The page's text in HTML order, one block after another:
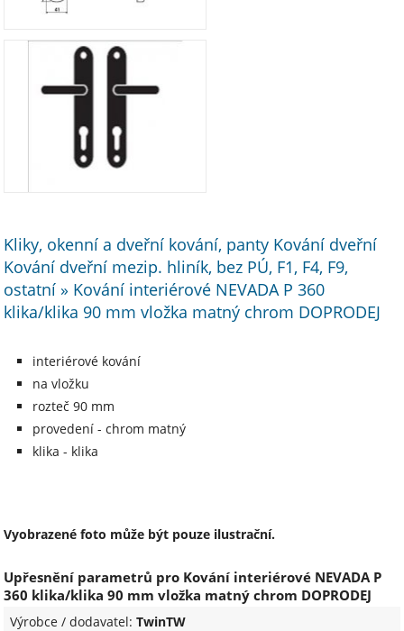
Kliky, okenní a dveřní kování, panty Kování dveřní
Kování dveřní mezip. hliník, bez PÚ, F1, F4, F9,
ostatní » Kování interiérové NEVADA P 360
klika/klika 90 mm vložka matný chrom DOPRODEJ
interiérové kování
na vložku
rozteč 90 mm
provedení - chrom matný
klika - klika
Vyobrazené foto může být pouze ilustrační.
Upřesnění parametrů pro Kování interiérové NEVADA P
360 klika/klika 90 mm vložka matný chrom DOPRODEJ
Výrobce / dodavatel:TwinTW